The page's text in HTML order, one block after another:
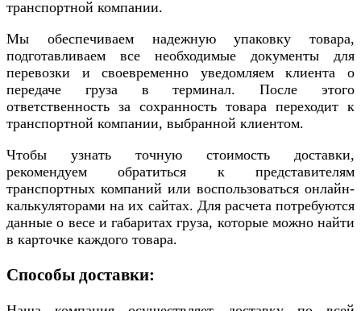
транспортной компании.
Мы обеспечиваем надежную упаковку товара,
подготавливаем все необходимые документы для
перевозки и своевременно уведомляем клиента о
передаче груза в терминал. После этого
ответственность за сохранность товара переходит к
транспортной компании, выбранной клиентом.
Чтобы узнать точную стоимость доставки,
рекомендуем обратиться к представителям
транспортных компаний или воспользоваться онлайн-
калькуляторами на их сайтах. Для расчета потребуются
данные о весе и габаритах груза, которые можно найти
в карточке каждого товара.
Способы доставки: